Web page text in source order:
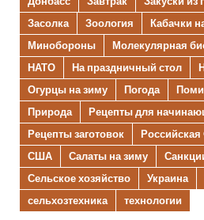
Засолка
Зоология Кабачки
Минобороны
Молекулярная
НАТО
На праздничный стол
Огурцы на зиму
Погода
Природа
Рецепты для
Рецепты заготовок
США
Салаты на зиму
Сельское хозяйство
Украина
сельхозтехника
технологии